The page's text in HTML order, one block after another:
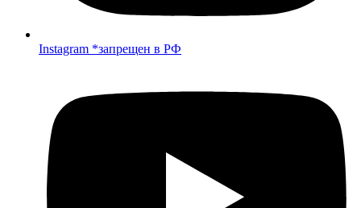
Instagram *запрещен в РФ